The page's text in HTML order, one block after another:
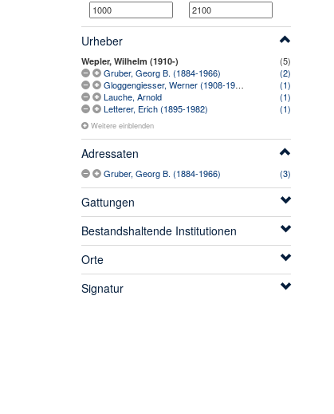
Urheber
Wepler, Wilhelm (1910-)
(5)
Gruber, Georg B. (1884-1966)
(2)
Gloggengiesser, Werner (1908-1968)
(1)
Lauche, Arnold
(1)
Letterer, Erich (1895-1982)
(1)
Weitere einblenden
Adressaten
Gruber, Georg B. (1884-1966) (3)
Gattungen
Bestandshaltende Institutionen
Orte
Signatur